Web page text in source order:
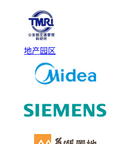
地产园区